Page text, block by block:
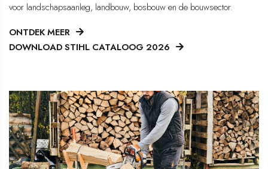
voor landschapsaanleg, landbouw, bosbouw en de bouwsector.
ONTDEK MEER
DOWNLOAD STIHL CATALOOG 2026